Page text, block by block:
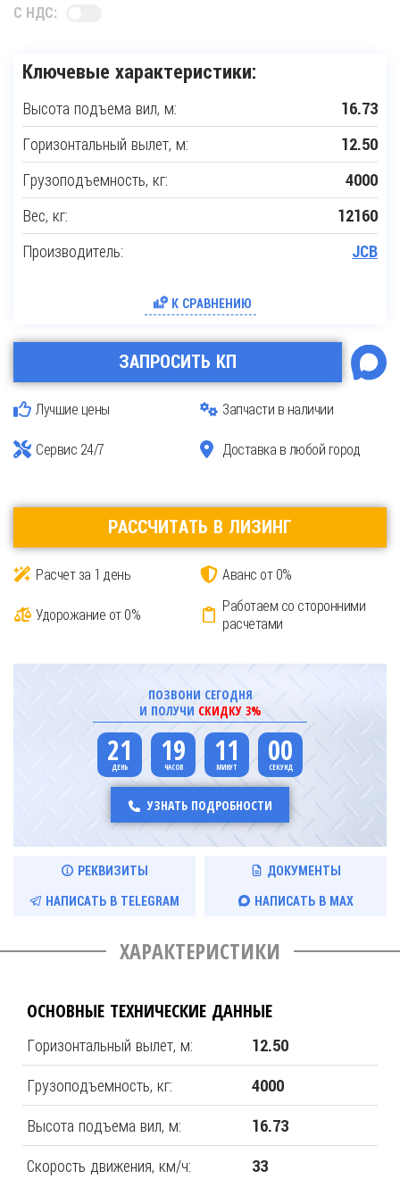
Ключевые характеристики:
Высота подъема вил, м: 16.73
Горизонтальный вылет, м: 12.50
Грузоподъемность, кг: 4000
Вес, кг: 12160
Производитель: JCB
К СРАВНЕНИЮ
ЗАПРОСИТЬ КП
Лучшие цены Запчасти в наличии
Сервис 24/7 Доставка в любой город
РАССЧИТАТЬ В ЛИЗИНГ
Расчет за 1 день Аванс от 0%
Удорожание от 0%
Работаем со сторонними
расчетами
ПОЗВОНИ СЕГОДНЯ
И ПОЛУЧИ СКИДКУ 3%
21 19 11 00
УЗНАТЬ ПОДРОБНОСТИ
РЕКВИЗИТЫ ДОКУМЕНТЫ
НАПИСАТЬ В TELEGRAM НАПИСАТЬ В MAX
С НДС:
ХАРАКТЕРИСТИКИ
ОСНОВНЫЕ ТЕХНИЧЕСКИЕ ДАННЫЕ
Горизонтальный вылет, м: 12.50
Грузоподъемность, кг: 4000
Высота подъема вил, м: 16.73
Скорость движения, км/ч: 33